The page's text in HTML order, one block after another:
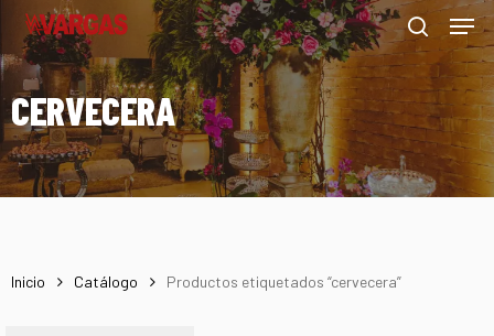
Skip
main
content
search
Menu
CERVECERA
Inicio Catálogo Productos etiquetados “cervecera”
Close
Filters
Menu